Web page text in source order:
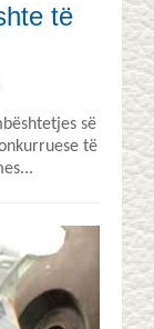
të
së
të